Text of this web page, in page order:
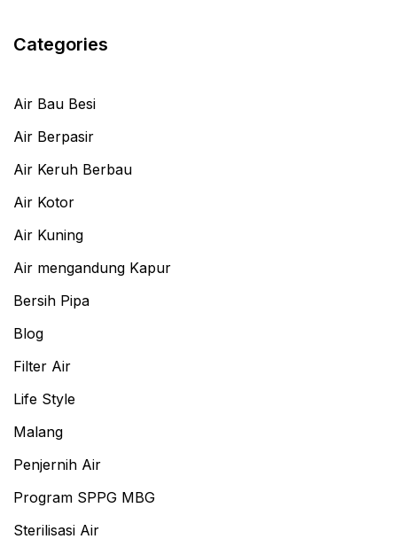
Categories
Air Bau Besi
Air Berpasir
Air Keruh Berbau
Air Kotor
Air Kuning
Air mengandung Kapur
Bersih Pipa
Blog
Filter Air
Life Style
Malang
Penjernih Air
Program SPPG MBG
Sterilisasi Air